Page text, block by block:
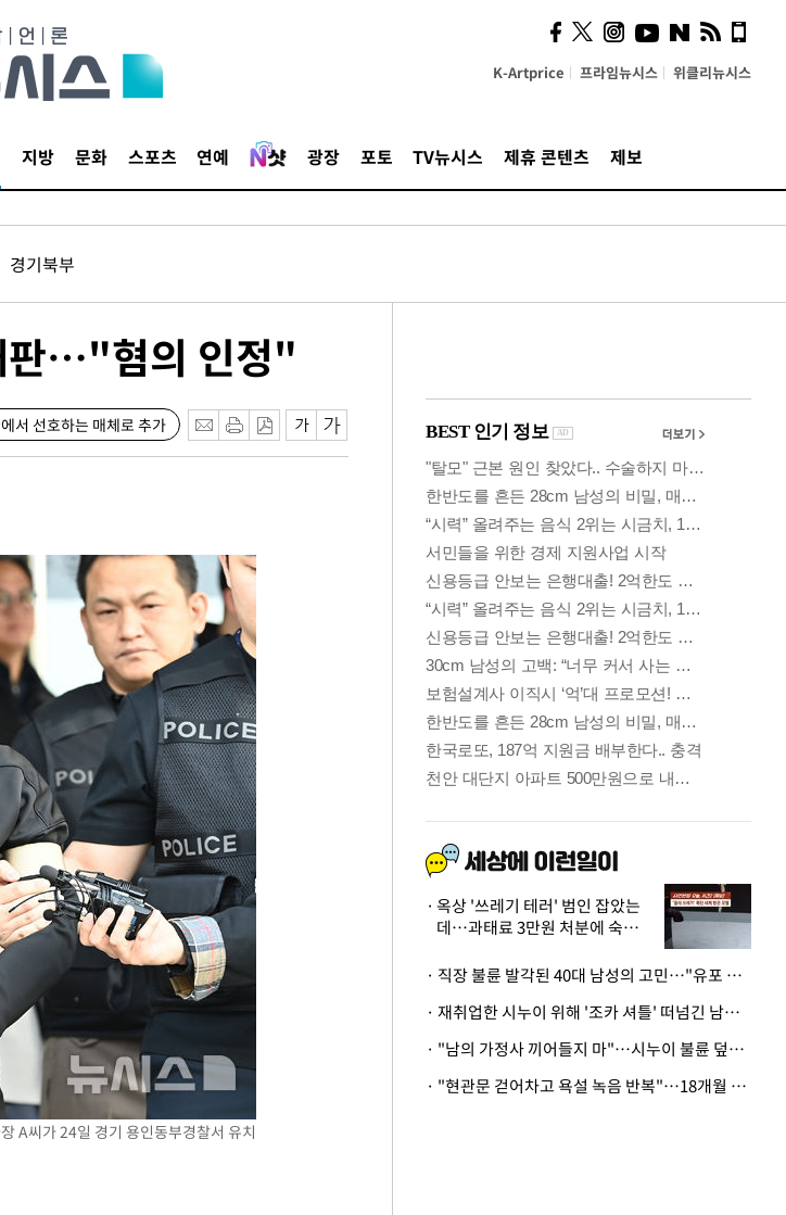
K-Artprice 프라임뉴시스 위클리뉴시스
지방 문화 스포츠 연예 광장 포토 TV뉴시스 제휴 콘텐츠 제보
경기북부
판…"혐의 인정"
서 선호하는 매체로 추가
A씨가 24일 경기 용인동부경찰서 유치
시, 스마트폰 액세서리에
NFC 더했다
옥상 '쓰레기 테러' 범인 잡았는
데…과태료 3만원 처분에 숙박업
· 직장 불륜 발각된 40대 남성의 고민…"유포 동료 명예훼손·협박죄 고소 가능할까"
· 재취업한 시누이 위해 '조카 셔틀' 떠넘긴 남편…아내 "난 못한다"
· "남의 가정사 끼어들지 마"…시누이 불륜 덮으려는 남편에 억울한 아내
· "현관문 걷어차고 욕설 녹음 반복"…18개월 아기 키우는 집 뒤흔든 '앞집의 비극'